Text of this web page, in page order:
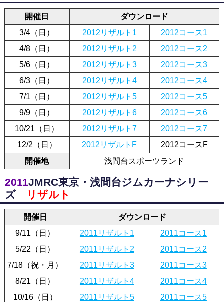
開催日
ダウンロード
3/4（日）
2012リザルト1
2012コース1
4/8（日）
2012リザルト2
2012コース2
5/6（日）
2012リザルト3
2012コース3
6/3（日）
2012リザルト4
2012コース4
7/1（日）
2012リザルト5
2012コース5
9/9（日）
2012リザルト6
2012コース6
10/21（日）
2012リザルト7
2012コース7
12/2（日）
2012リザルトF
2012コースF
開催地
浅間台スポーツランド
2011JMRC東京・浅間台ジムカーナシリー
ズ
リザルト
開催日
ダウンロード
9/11（日）
2011リザルト1
2011コース1
5/22（日）
2011リザルト2
2011コース2
7/18（祝・月）
2011リザルト3
2011コース3
8/21（日）
2011リザルト4
2011コース4
10/16（日）
2011リザルト5
2011コース5